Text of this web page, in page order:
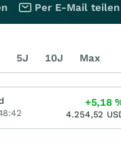
Per E-Mail teilen
5J 10J Max
+5,18
4.254,52